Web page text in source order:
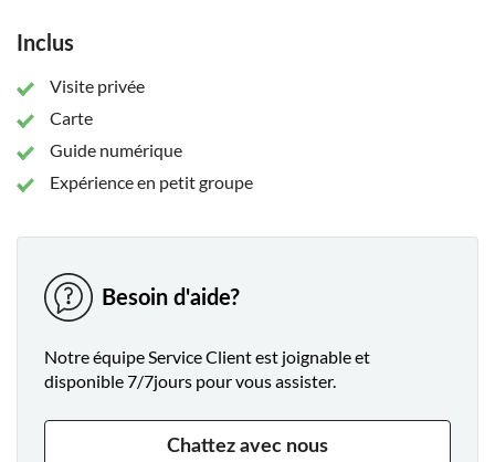
Inclus
Visite privée
Carte
Guide numérique
Expérience en petit groupe
Besoin d'aide?
Notre équipe Service Client est joignable et
disponible 7/7jours pour vous assister.
Chattez avec nous